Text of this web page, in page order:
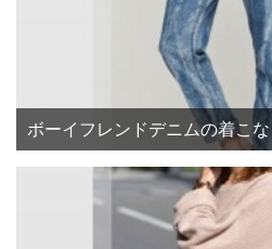
ボーイフレンドデニムの着こ